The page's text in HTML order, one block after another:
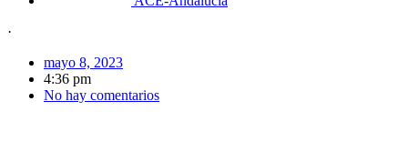
·
mayo 8, 2023
4:36 pm
No hay comentarios